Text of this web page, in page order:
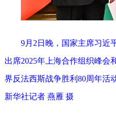
9月2日晚，国家主席习近
出席2025年上海合作组织峰会
界反法西斯战争胜利80周年活
新华社记者 燕雁 摄